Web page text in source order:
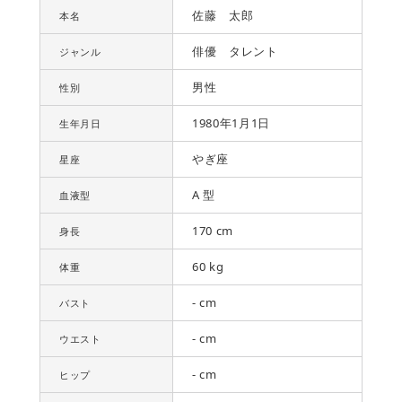
本名 佐藤 太郎
ジャンル 俳優 タレント
性別 男性
生年月日 1980年1月1日
星座 やぎ座
血液型 A 型
身長 170 cm
体重 60 kg
バスト - cm
ウエスト - cm
ヒップ - cm